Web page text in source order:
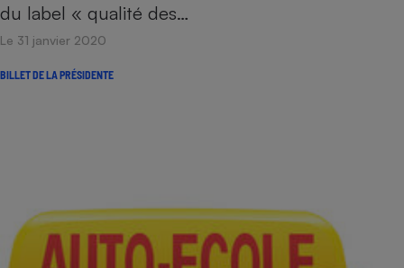
du label « qualité des…
Le 31 janvier 2020
BILLET DE LA PRÉSIDENTE